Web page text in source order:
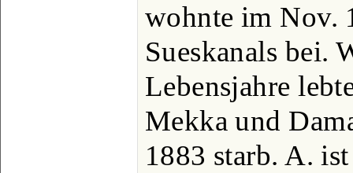
wohnte im Nov.
Sueskanals bei.
Lebensjahre
Mekka und
1883 starb. A.